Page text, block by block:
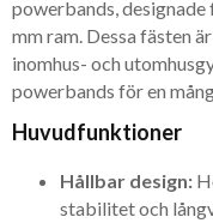
powerbands,
mm ram. Dessa fästen
inomhus- och
powerbands för en
Huvudfunktioner
Hållbar design:
stabilitet och